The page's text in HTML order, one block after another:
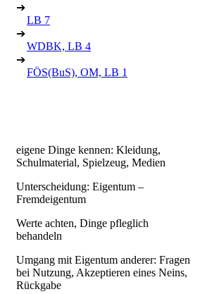
➔
LB 7
➔
WDBK, LB 4
➔
FÖS(BuS), OM, LB 1
eigene Dinge kennen: Kleidung,
Schulmaterial, Spielzeug, Medien
Unterscheidung: Eigentum –
Fremdeigentum
Werte achten, Dinge pfleglich
behandeln
Umgang mit Eigentum anderer: Fragen
bei Nutzung, Akzeptieren eines Neins,
Rückgabe